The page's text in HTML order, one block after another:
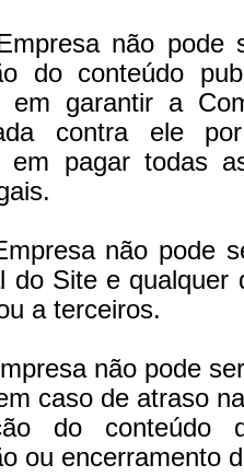
não pode
do conteúdo
em garantir a
contra ele
em pagar todas
não pode
do Site e qualquer
a terceiros.
não pode
caso de atraso
do
ou encerramento